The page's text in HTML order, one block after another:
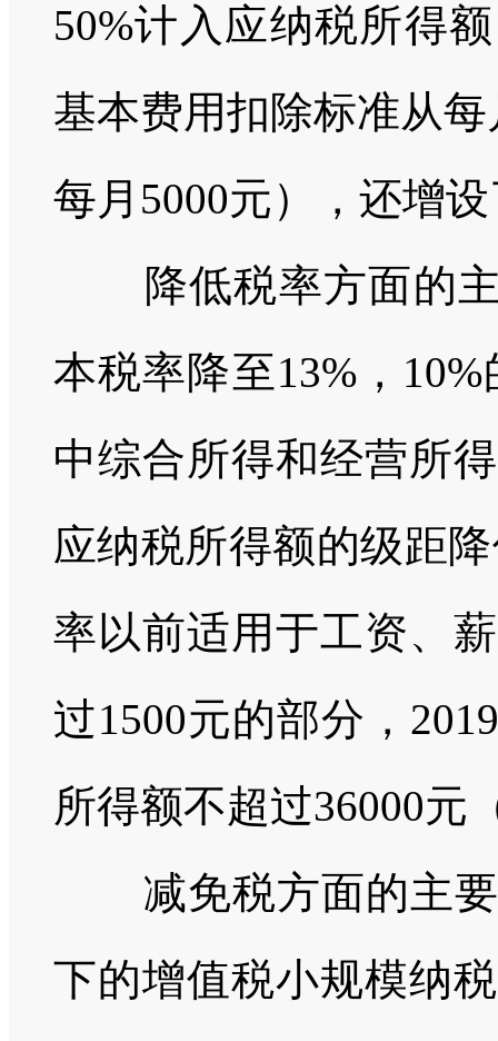
50%计入应纳税所得
基本费用扣除标准从每
每月 5000元），还增
降低税率方面的
本税率降至13%， 10%
中综合所得和经营所
应纳税所得额的级距
率以前适用于工资、
过1500元的部分， 2019
所得额不超过36000元
减免税方面的主
下的增值税小规模纳